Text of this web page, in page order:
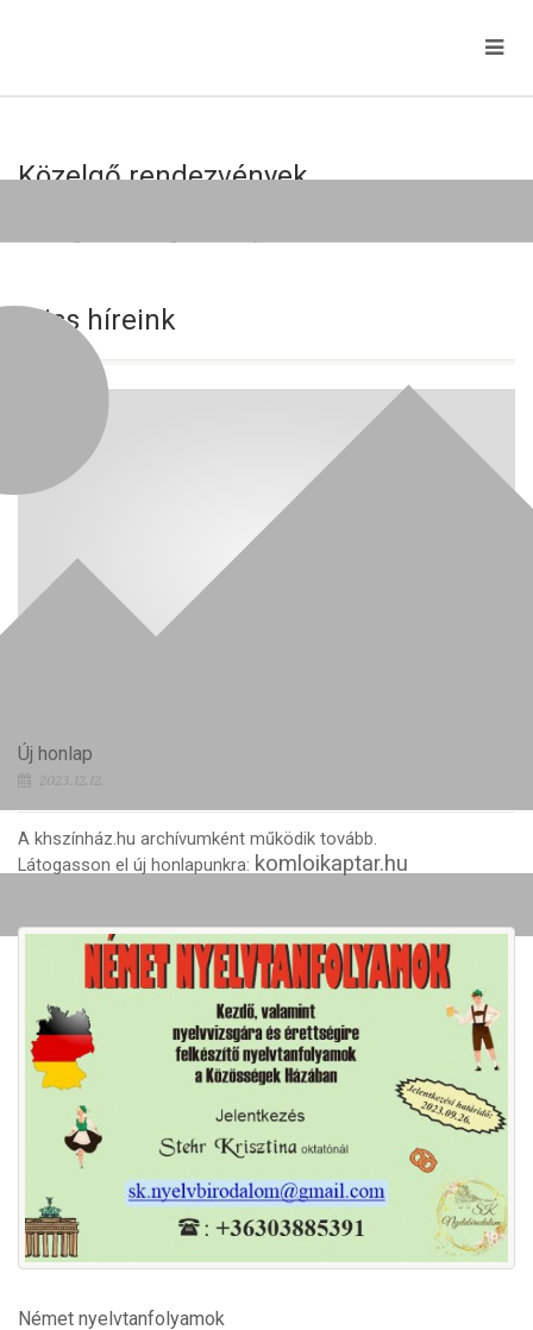
Közelgő rendezvények
Friss híreink
Új honlap
2023.12.12.
A khszínház.hu archívumként működik tovább.
Látogasson el új honlapunkra: komloikaptar.hu
Német nyelvtanfolyamok